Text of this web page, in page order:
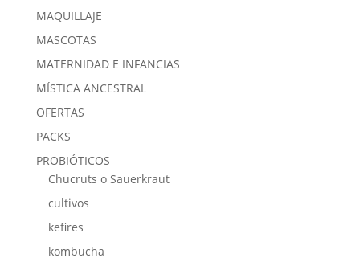
MAQUILLAJE
MASCOTAS
MATERNIDAD E INFANCIAS
MÍSTICA ANCESTRAL
OFERTAS
PACKS
PROBIÓTICOS
Chucruts o Sauerkraut
cultivos
kefires
kombucha